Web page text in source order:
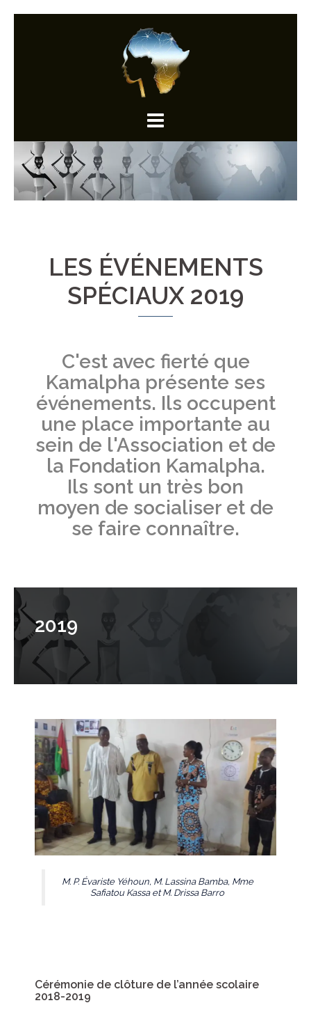
LES ÉVÉNEMENTS
SPÉCIAUX 2019
C'est avec fierté que
Kamalpha présente ses
événements. Ils occupent
une place importante au
sein de l'Association et de
la Fondation Kamalpha.
Ils sont un très bon
moyen de socialiser et de
se faire connaître.
2019
M. P. Évariste Yéhoun, M. Lassina Bamba, Mme
Safiatou Kassa et M. Drissa Barro
Cérémonie de clôture de l’année scolaire
2018-2019